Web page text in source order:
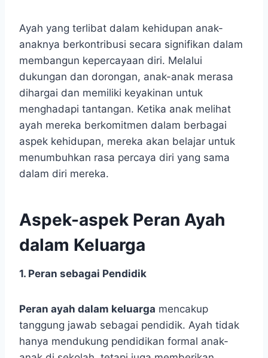
Ayah yang terlibat dalam kehidupan anak-
anaknya berkontribusi secara signifikan dalam
membangun kepercayaan diri. Melalui
dukungan dan dorongan, anak-anak merasa
dihargai dan memiliki keyakinan untuk
menghadapi tantangan. Ketika anak melihat
ayah mereka berkomitmen dalam berbagai
aspek kehidupan, mereka akan belajar untuk
menumbuhkan rasa percaya diri yang sama
dalam diri mereka.
Aspek-aspek Peran Ayah
dalam Keluarga
1. Peran sebagai Pendidik
Peran ayah dalam keluarga mencakup
tanggung jawab sebagai pendidik. Ayah tidak
hanya mendukung pendidikan formal anak-